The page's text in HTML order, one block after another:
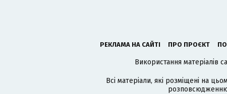
РЕКЛАМА НА САЙТІ ПРО ПРОЄКТ
Використання матеріалів
Всі матеріали, які розміщені на
розповсюдженню